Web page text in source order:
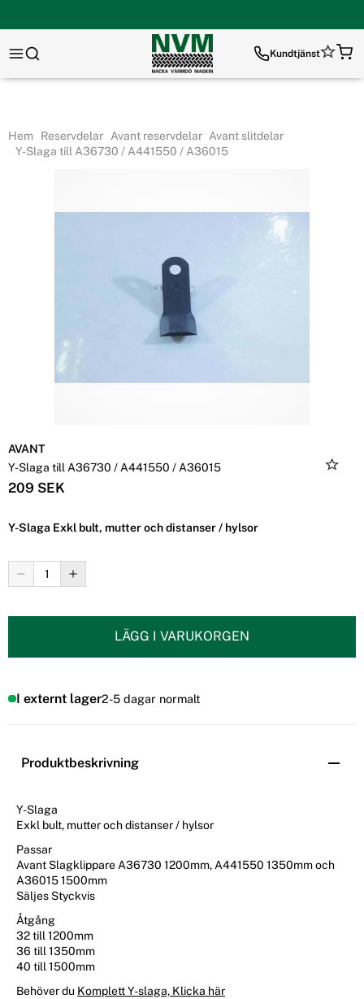
Kundtjänst
Hem Reservdelar Avant reservdelar Avant slitdelar
Y-Slaga till A36730 / A441550 / A36015
AVANT
Y-Slaga till A36730 / A441550 / A36015
209 SEK
Y-Slaga Exkl bult, mutter och distanser / hylsor
LÄGG I VARUKORGEN
I externt lager2-5 dagar normalt
Produktbeskrivning
Y-Slaga
Exkl bult, mutter och distanser / hylsor
Passar
Avant Slagklippare A36730 1200mm, A441550 1350mm och
A36015 1500mm
Säljes Styckvis
Åtgång
32 till 1200mm
36 till 1350mm
40 till 1500mm
Behöver du Komplett Y-slaga, Klicka här